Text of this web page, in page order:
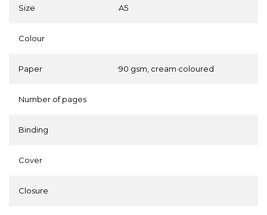
Size A5
Colour
Paper 90 gsm, cream coloured
Number of pages
Binding
Cover
Closure